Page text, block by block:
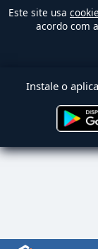
Este site usa
acordo com
Instale o